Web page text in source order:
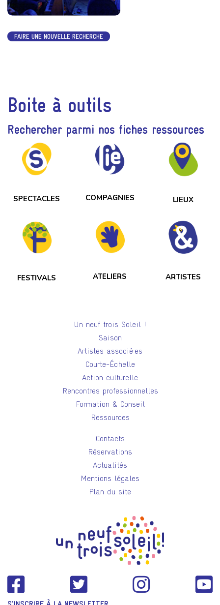
FAIRE UNE NOUVELLE RECHERCHE
Boite à outils
Rechercher parmi nos fiches ressources
SPECTACLES COMPAGNIES LIEUX
FESTIVALS ATELIERS ARTISTES
Un neuf trois Soleil !
Saison
Artistes associé·es
Courte-Échelle
Action culturelle
Rencontres professionnelles
Formation & Conseil
Ressources
Contacts
Réservations
Actualités
Mentions légales
Plan du site